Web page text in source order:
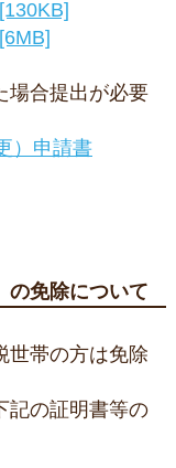
場合提出が必要
）申請書
の免除について
帯の方は免除
記の証明書等の